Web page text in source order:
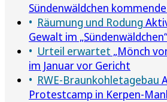
Sündenwäldchen
Räumung und Rodung
Gewalt im
Urteil erwartet „Mönch
im Januar vor Gericht
RWE-Braunkohletagebau
Protestcamp in Kerpen-